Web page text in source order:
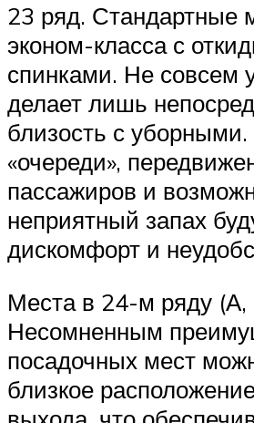
23 ряд. Стандартные
эконом-класса с
спинками. Не совсем
делает лишь
близость с
«очереди»,
пассажиров и
неприятный запах
дискомфорт и
Места в 24-м ряду
Несомненным
посадочных мест
близкое